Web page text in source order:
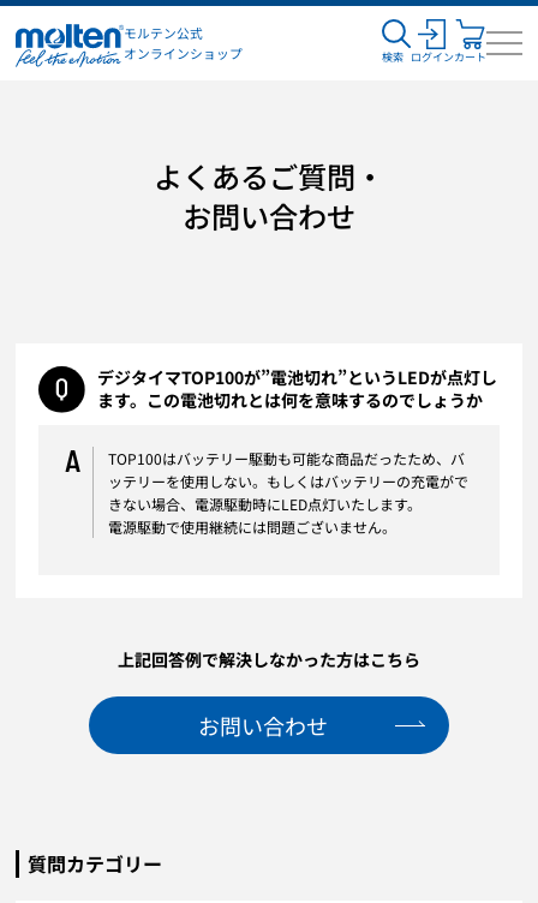
モルテン公式
オンラインショップ
検索 ログインカート
よくあるご質問・
お問い合わせ
デジタイマTOP100が”電池切れ”というLEDが点灯し
ます。この電池切れとは何を意味するのでしょうか
A
TOP100はバッテリー駆動も可能な商品だったため、バ
ッテリーを使用しない。もしくはバッテリーの充電がで
きない場合、電源駆動時にLED点灯いたします。
電源駆動で使用継続には問題ございません。
上記回答例で解決しなかった方はこちら
お問い合わせ
質問カテゴリー